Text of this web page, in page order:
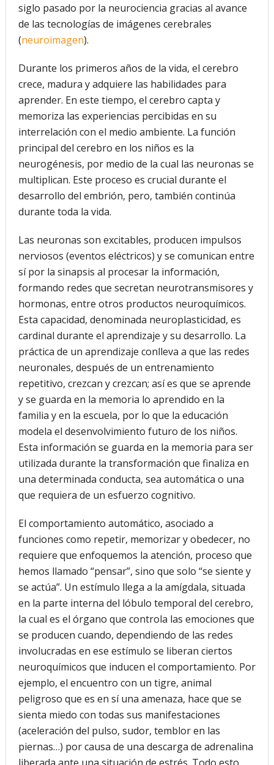
siglo pasado por la neurociencia gracias al avance
de las tecnologías de imágenes cerebrales
(neuroimagen).
Durante los primeros años de la vida, el cerebro
crece, madura y adquiere las habilidades para
aprender. En este tiempo, el cerebro capta y
memoriza las experiencias percibidas en su
interrelación con el medio ambiente. La función
principal del cerebro en los niños es la
neurogénesis, por medio de la cual las neuronas se
multiplican. Este proceso es crucial durante el
desarrollo del embrión, pero, también continúa
durante toda la vida.
Las neuronas son excitables, producen impulsos
nerviosos (eventos eléctricos) y se comunican entre
sí por la sinapsis al procesar la información,
formando redes que secretan neurotransmisores y
hormonas, entre otros productos neuroquímicos.
Esta capacidad, denominada neuroplasticidad, es
cardinal durante el aprendizaje y su desarrollo. La
práctica de un aprendizaje conlleva a que las redes
neuronales, después de un entrenamiento
repetitivo, crezcan y crezcan; así es que se aprende
y se guarda en la memoria lo aprendido en la
familia y en la escuela, por lo que la educación
modela el desenvolvimiento futuro de los niños.
Esta información se guarda en la memoria para ser
utilizada durante la transformación que finaliza en
una determinada conducta, sea automática o una
que requiera de un esfuerzo cognitivo.
El comportamiento automático, asociado a
funciones como repetir, memorizar y obedecer, no
requiere que enfoquemos la atención, proceso que
hemos llamado “pensar”, sino que solo “se siente y
se actúa”. Un estímulo llega a la amígdala, situada
en la parte interna del lóbulo temporal del cerebro,
la cual es el órgano que controla las emociones que
se producen cuando, dependiendo de las redes
involucradas en ese estímulo se liberan ciertos
neuroquímicos que inducen el comportamiento. Por
ejemplo, el encuentro con un tigre, animal
peligroso que es en sí una amenaza, hace que se
sienta miedo con todas sus manifestaciones
(aceleración del pulso, sudor, temblor en las
piernas…) por causa de una descarga de adrenalina